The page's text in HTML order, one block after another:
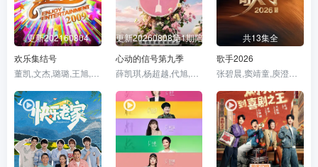
更新202160804
欢乐集结号
更新20260808第1期陪看下
心动的信号第九季
共13集全
歌手2026